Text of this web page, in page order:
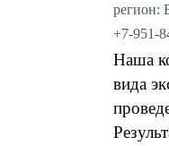
регион:
+7-951-
Наша
вида